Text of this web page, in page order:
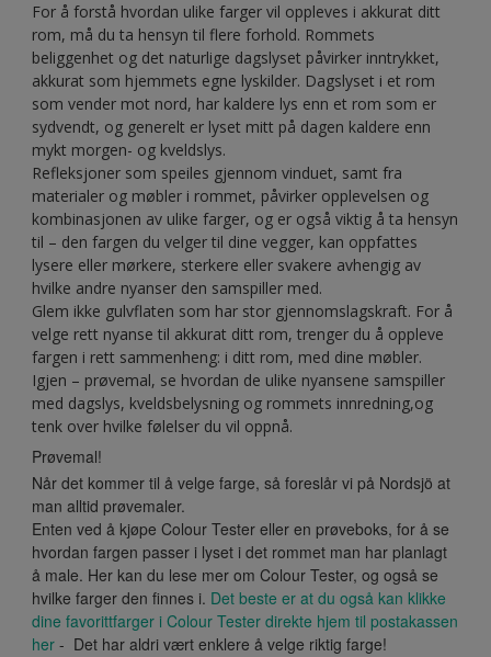
For å forstå hvordan ulike farger vil oppleves i akkurat ditt
rom, må du ta hensyn til flere forhold. Rommets
beliggenhet og det naturlige dagslyset påvirker inntrykket,
akkurat som hjemmets egne lyskilder. Dagslyset i et rom
som vender mot nord, har kaldere lys enn et rom som er
sydvendt, og generelt er lyset mitt på dagen kaldere enn
mykt morgen- og kveldslys.
Refleksjoner som speiles gjennom vinduet, samt fra
materialer og møbler i rommet, påvirker opplevelsen og
kombinasjonen av ulike farger, og er også viktig å ta hensyn
til – den fargen du velger til dine vegger, kan oppfattes
lysere eller mørkere, sterkere eller svakere avhengig av
hvilke andre nyanser den samspiller med.
Glem ikke gulvflaten som har stor gjennomslagskraft. For å
velge rett nyanse til akkurat ditt rom, trenger du å oppleve
fargen i rett sammenheng: i ditt rom, med dine møbler.
Igjen – prøvemal, se hvordan de ulike nyansene samspiller
med dagslys, kveldsbelysning og rommets innredning,og
tenk over hvilke følelser du vil oppnå.
Prøvemal!
Når det kommer til å velge farge, så foreslår vi på Nordsjö at
man alltid prøvemaler.
Enten ved å kjøpe Colour Tester eller en prøveboks, for å se
hvordan fargen passer i lyset i det rommet man har planlagt
å male. Her kan du lese mer om Colour Tester, og også se
hvilke farger den finnes i. Det beste er at du også kan klikke
dine favorittfarger i Colour Tester direkte hjem til postakassen
her - Det har aldri vært enklere å velge riktig farge!